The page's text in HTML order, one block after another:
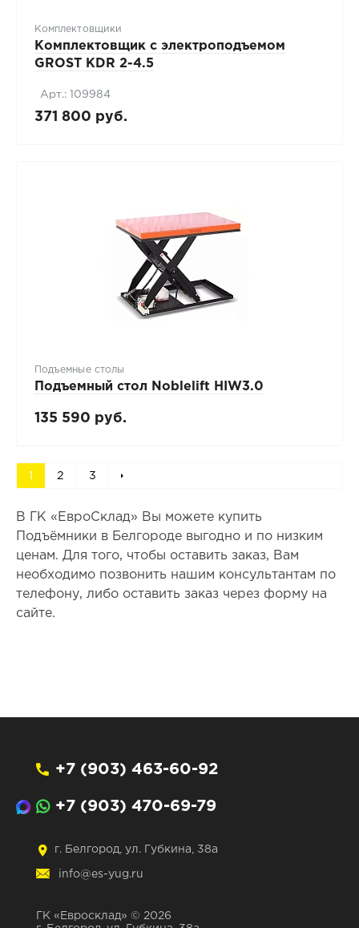
Комплектовщики
Комплектовщик с электроподъемом
GROST KDR 2-4.5
Арт.: 109984
371 800 руб.
Подъемные столы
Подъемный стол Noblelift HIW3.0
135 590 руб.
1 2 3
В ГК «ЕвроСклад» Вы можете купить
Подъёмники в Белгороде выгодно и по низким
ценам. Для того, чтобы оставить заказ, Вам
необходимо позвонить нашим консультантам по
телефону, либо оставить заказ через форму на
сайте.
+7 (903) 463-60-92
+7 (903) 470-69-79
г. Белгород, ул. Губкина, 38а
info@es-yug.ru
ГК «Евросклад» © 2026